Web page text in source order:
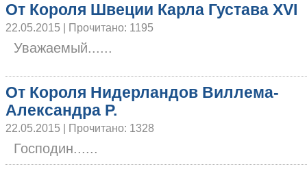
От Короля Швеции Карла Густава XVI
22.05.2015 | Прочитано: 1195
Уважаемый......
От Короля Нидерландов Виллема-
Александра Р.
22.05.2015 | Прочитано: 1328
Господин......